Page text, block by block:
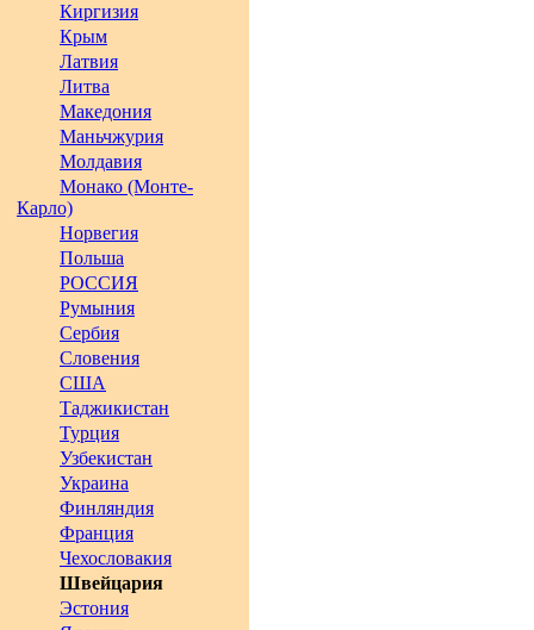
Киргизия
Крым
Латвия
Литва
Македония
Маньчжурия
Молдавия
Монако (Монте-
Карло)
Норвегия
Польша
РОССИЯ
Румыния
Сербия
Словения
США
Таджикистан
Турция
Узбекистан
Украина
Финляндия
Франция
Чехословакия
Швейцария
Эстония